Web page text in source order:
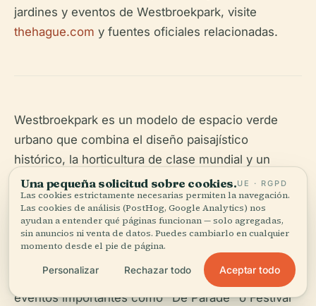
jardines y eventos de Westbroekpark, visite
thehague.com y fuentes oficiales relacionadas.
Westbroekpark es un modelo de espacio verde
urbano que combina el diseño paisajístico
histórico, la horticultura de clase mundial y un
calendario de eventos vibrante. Con entrada
gratuita, instalaciones accesibles y atracciones
para todas las edades, es un destino de primer
nivel para los visitantes de La Haya. Para una
experiencia completa, planifique su visita durante
la floración máxima del Rosarium o durante
eventos importantes como "De Parade" o Festival
Una pequeña solicitud sobre cookies.UE · RGPD
Las cookies estrictamente necesarias permiten la navegación.
Las cookies de análisis (PostHog, Google Analytics) nos
ayudan a entender qué páginas funcionan — solo agregadas,
sin anuncios ni venta de datos. Puedes cambiarlo en cualquier
momento desde el pie de página.
Personalizar Rechazar todo Aceptar todo